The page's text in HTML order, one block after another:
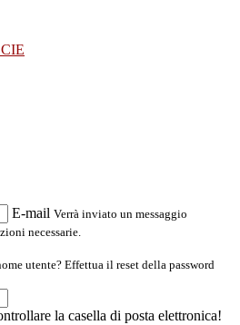
E-mail Verrà inviato un messaggio
necessarie.
utente? Effettua il reset della password
la casella di posta elettronica!